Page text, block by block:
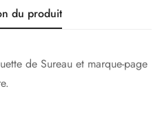
du produit
de Sureau et marque-page